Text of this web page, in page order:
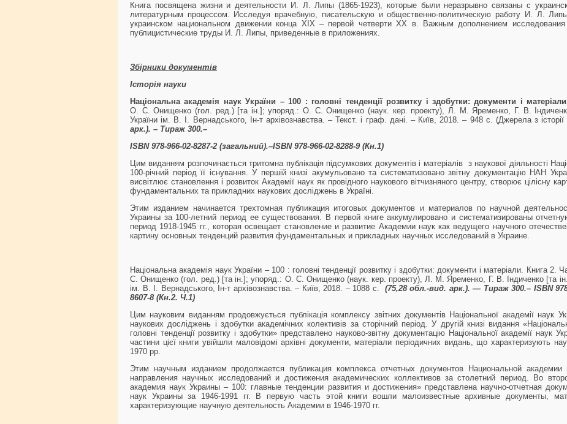
Книга посвящена жизни и деятельности И. Л. Липы (1865-1923), которые были неразрывно связаны с
литературным процессом. Исследуя врачебную, писательскую и общественно-политическую работу И. Л.
украинском национальном движении конца XIX – первой четверти ХХ в. Важным дополнением
публицистические труды И. Л. Липы, приведенные в приложениях.
Збірники документів
Історія науки
Національна академія наук України – 100 : головні тенденції розвитку і здобутки: документи і
О. С. Онищенко (гол. ред.) [та ін.]; упоряд.: О. С. Онищенко (наук. кер. проекту), Л. М. Яременко, Г. В.
України ім. В. І. Вернадського, Ін-т архівознавства. – Текст. і граф. дані. – Київ, 2018. – 948 с. (Джерела з історії
арк.). – Тираж 300.–
ISBN 978-966-02-8287-2 (загальний).–ISBN 978-966-02-8288-9 (Кн.1)
Цим виданням розпочинається тритомна публікація підсумкових документів і матеріалів з наукової діяльності
100-річний період її існування. У першій книзі акумульовано та систематизовано звітну документацію НАН
висвітлює становлення і розвиток Академії наук як провідного наукового вітчизняного центру, створює цілісну
фундаментальних та прикладних наукових досліджень в Україні.
Этим изданием начинается трехтомная публикация итоговых документов и материалов по научной
Украины за 100-летний период ее существования. В первой книге аккумулировано и систематизированы
период 1918-1945 гг., которая освещает становление и развитие Академии наук как ведущего научного
картину основных тенденций развития фундаментальных и прикладных научных исследований в Украине.
Національна академія наук України – 100 : головні тенденції розвитку і здобутки: документи і матеріали. Книга
С. Онищенко (гол. ред.) [та ін.]; упоряд.: О. С. Онищенко (наук. кер. проекту), Л. М. Яременко, Г. В. Індиченко [та
ім. В. І. Вернадського, Ін-т архівознавства. – Київ, 2018. – 1088 с.
(75,28 обл.-вид. арк.). — Тираж 300.– ISBN
8607-8 (Кн.2. Ч.1)
Цим науковим виданням продовжується публікація комплексу звітних документів Національної академії наук
наукових досліджень і здобутки академічних колективів за сторічний період. У другій книзі видання
головні тенденції розвитку і здобутки» представлено науково-звітну документацію Національної академії наук
частини цієї книги увійшли маловідомі архівні документи, матеріали періодичних видань, що характеризують
1970 рр.
Этим научным изданием продолжается публикация комплекса отчетных документов Национальной
направления научных исследований и достижения академических коллективов за столетний период. Во
академия наук Украины – 100: главные тенденции развития и достижения» представлена научно-отчетная
наук Украины за 1946-1991 гг. В первую часть этой книги вошли малоизвестные архивные документы,
характеризующие научную деятельность Академии в 1946-1970 гг.